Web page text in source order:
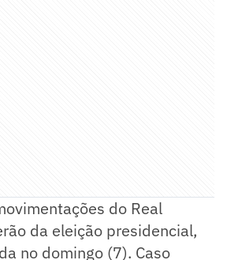
do Real
da eleição presidencial,
no domingo (7). Caso